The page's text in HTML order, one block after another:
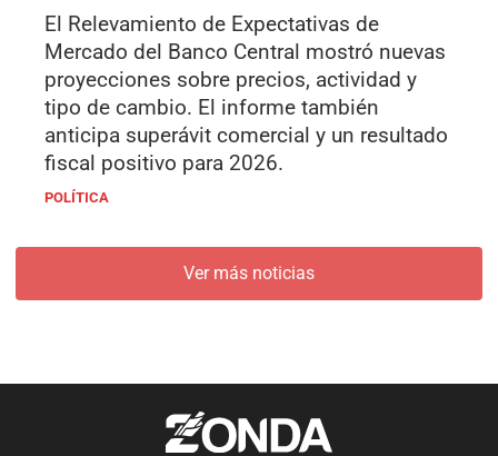
El Relevamiento de Expectativas de
Mercado del Banco Central mostró nuevas
proyecciones sobre precios, actividad y
tipo de cambio. El informe también
anticipa superávit comercial y un resultado
fiscal positivo para 2026.
POLÍTICA
Ver más noticias